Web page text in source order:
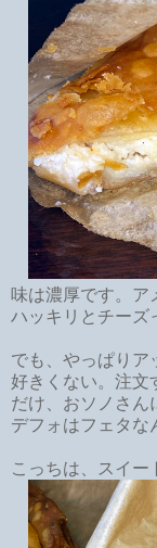
味は濃厚です。ア
ハッキリとチーズ
でも、やっぱりア
好きくない。注文
だけ、おソノさん
デフォはフェタな
こっちは、スイー